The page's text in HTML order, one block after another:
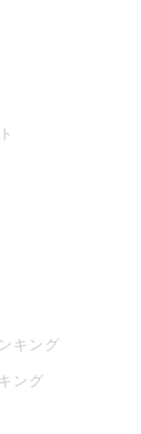
キング
ング